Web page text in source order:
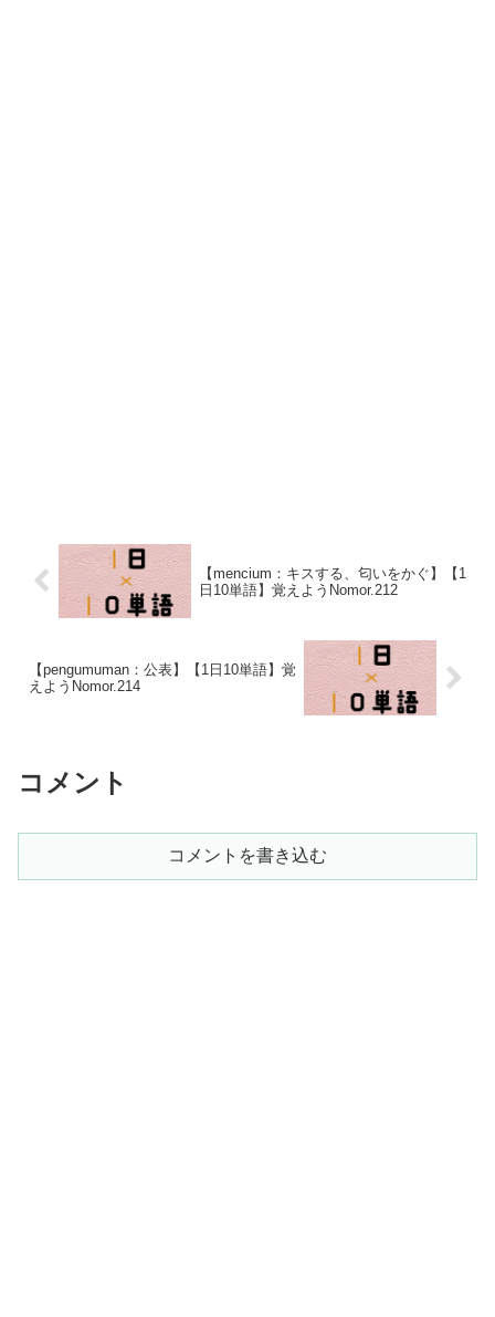
【mencium：キスする、匂いをかぐ】【1
日10単語】覚えようNomor.212
【pengumuman：公表】【1日10単語】覚
えようNomor.214
コメント
コメントを書き込む